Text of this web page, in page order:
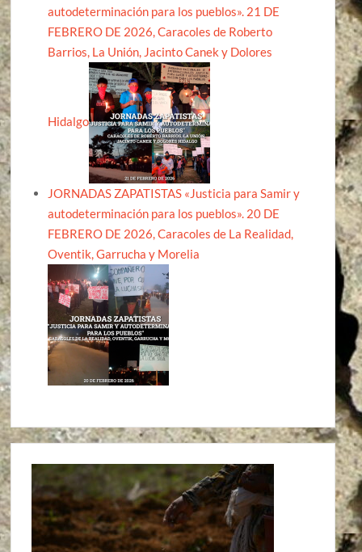
autodeterminación para los pueblos». 21 DE
FEBRERO DE 2026, Caracoles de Roberto
Barrios, La Unión, Jacinto Canek y Dolores
Hidalgo
JORNADAS ZAPATISTAS «Justicia para Samir y
autodeterminación para los pueblos». 20 DE
FEBRERO DE 2026, Caracoles de La Realidad,
Oventik, Garrucha y Morelia